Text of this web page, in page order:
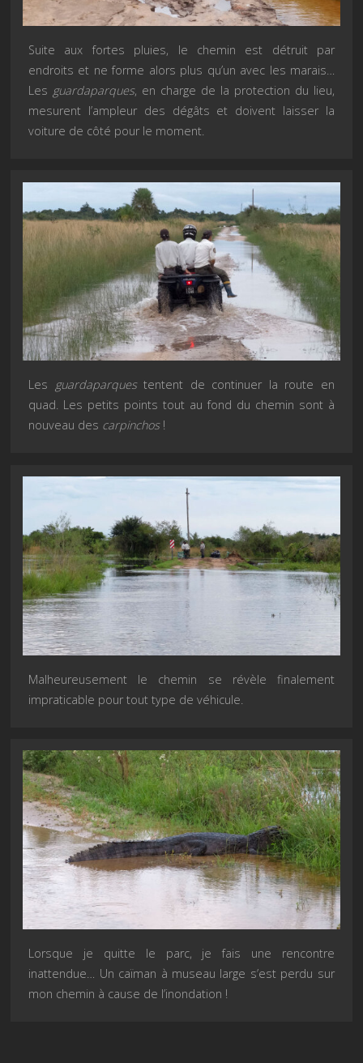
Suite aux fortes pluies, le chemin est détruit par
endroits et ne forme alors plus qu’un avec les marais…
Les guardaparques, en charge de la protection du lieu,
mesurent l’ampleur des dégâts et doivent laisser la
voiture de côté pour le moment.
Les guardaparquestentent de continuer la route en
quad. Les petits points tout au fond du chemin sont à
nouveau des carpinchos !
Malheureusement le chemin se révèle finalement
impraticable pour tout type de véhicule.
Lorsque je quitte le parc, je fais une rencontre
inattendue… Un caïman à museau large s’est perdu sur
mon chemin à cause de l’inondation !